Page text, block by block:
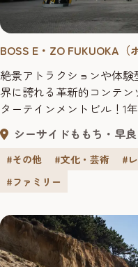
BOSS E・ZO FUKUOKA（
絶景アトラクションや体
界に誇れる革新的コンテ
ターテインメントビル！1
ホールフロア 3階には様々な革新的な「食」のエンタメを
演出する、テラス席を備え
ホールフロアがあり、「
名店による新ブランド」
てい...
シーサイドももち・早良
#その他 #文化・芸術 #
#ファミリー